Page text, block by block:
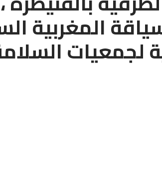
المغربية
لجمعيات